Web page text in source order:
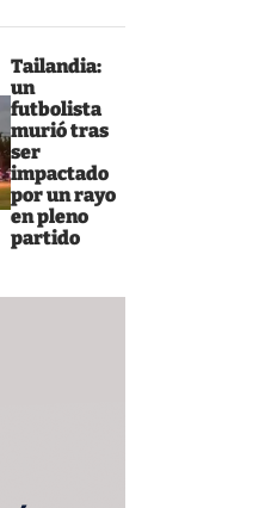
Tailandia:
un
futbolista
murió tras
ser
impactado
por un rayo
en pleno
partido